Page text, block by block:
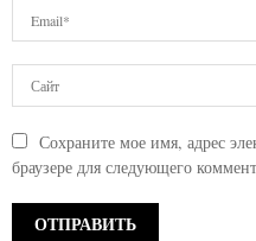
Сохраните мое имя, адрес
браузере для следующего